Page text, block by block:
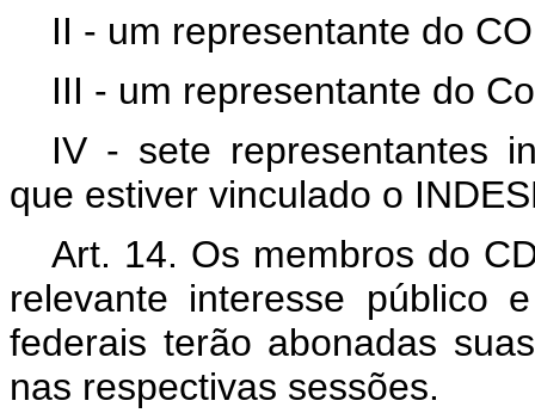
II - um representante do
III - um representante do
IV - sete representantes
que estiver vinculado o
Art. 14. Os membros do
relevante interesse público
federais terão abonadas
nas respectivas sessões.